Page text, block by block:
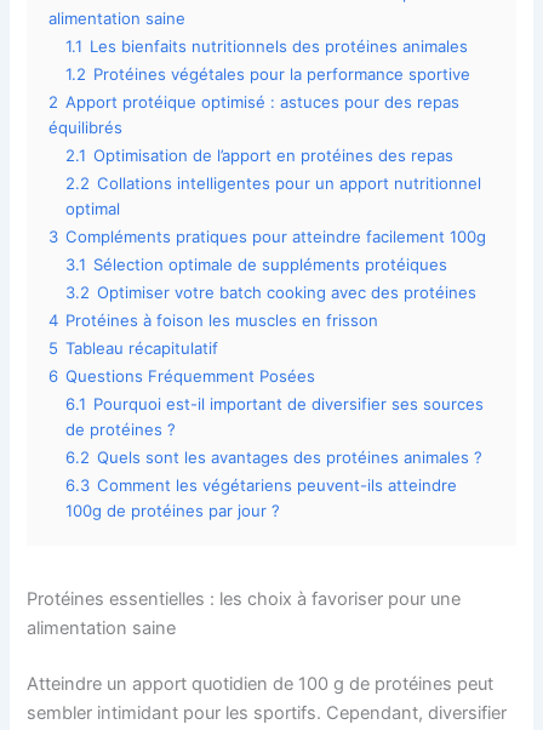
alimentation saine
1.1 Les bienfaits nutritionnels des protéines animales
1.2 Protéines végétales pour la performance sportive
2 Apport protéique optimisé : astuces pour des repas
équilibrés
2.1 Optimisation de l’apport en protéines des repas
2.2 Collations intelligentes pour un apport nutritionnel
optimal
3 Compléments pratiques pour atteindre facilement 100g
3.1 Sélection optimale de suppléments protéiques
3.2 Optimiser votre batch cooking avec des protéines
4 Protéines à foison les muscles en frisson
5 Tableau récapitulatif
6 Questions Fréquemment Posées
6.1 Pourquoi est-il important de diversifier ses sources
de protéines ?
6.2 Quels sont les avantages des protéines animales ?
6.3 Comment les végétariens peuvent-ils atteindre
100g de protéines par jour ?
Protéines essentielles : les choix à favoriser pour une
alimentation saine
Atteindre un apport quotidien de 100 g de protéines peut
sembler intimidant pour les sportifs. Cependant, diversifier